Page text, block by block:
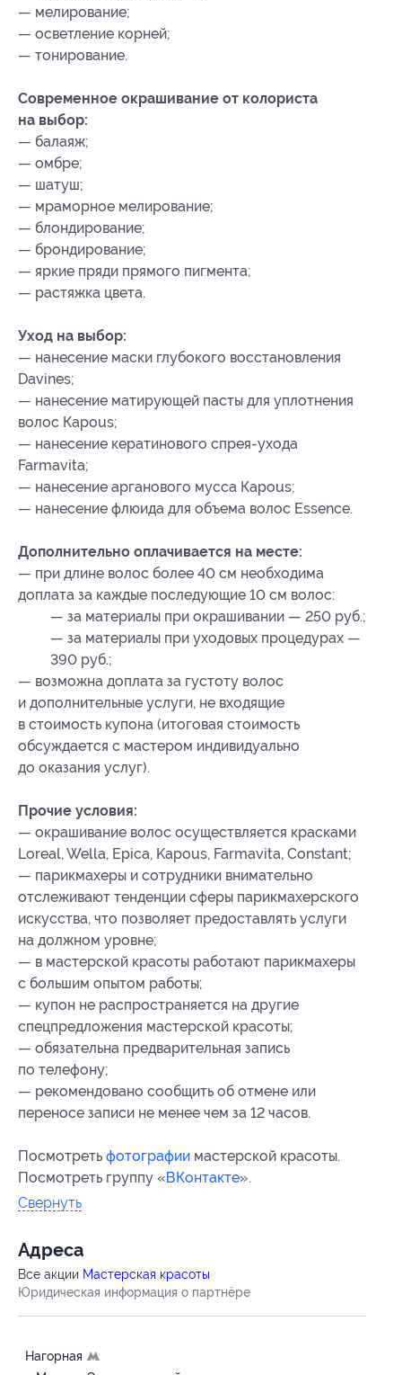
— мелирование;
— осветление корней;
— тонирование.
Современное окрашивание от колориста
на выбор:
— балаяж;
— омбре;
— шатуш;
— мраморное мелирование;
— блондирование;
— брондирование;
— яркие пряди прямого пигмента;
— растяжка цвета.
Уход на выбор:
— нанесение маски глубокого восстановления
Davines;
— нанесение матирующей пасты для уплотнения
волос Каpous;
— нанесение кератинового спрея-ухода
Farmavita;
— нанесение арганового мусса Каpous;
— нанесение флюида для объема волос Essence.
Дополнительно оплачивается на месте:
— при длине волос более 40 см необходима
доплата за каждые последующие 10 см волос:
— за материалы при окрашивании — 250 руб.;
— за материалы при уходовых процедурах —
390 руб.;
— возможна доплата за густоту волос
и дополнительные услуги, не входящие
в стоимость купона (итоговая стоимость
обсуждается с мастером индивидуально
до оказания услуг).
Прочие условия:
— окрашивание волос осуществляется красками
Loreal, Wella, Epica, Kapous, Farmavita, Constant;
— парикмахеры и сотрудники внимательно
отслеживают тенденции сферы парикмахерского
искусства, что позволяет предоставлять услуги
на должном уровне;
— в мастерской красоты работают парикмахеры
с большим опытом работы;
— купон не распространяется на другие
спецпредложения мастерской красоты;
— обязательна предварительная запись
по телефону;
— рекомендовано сообщить об отмене или
переносе записи не менее чем за 12 часов.
Посмотреть фотографии мастерской красоты.
Посмотреть группу «ВКонтакте».
Свернуть
Адресa
Все акции Мастерская красоты
Юридическая информация о партнёре
Нагорная